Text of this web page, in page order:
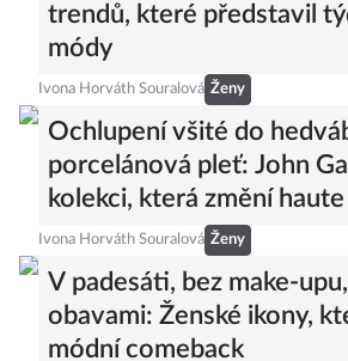
trendů, které představil
módy
Ivona Horváth Souralová Ženy
Ochlupení všité do
porcelánová pleť: John
kolekci, která změní
Ivona Horváth Souralová Ženy
V padesáti, bez make-
obavami: Ženské ikony,
módní comeback